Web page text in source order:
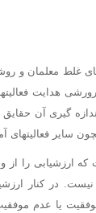
غلط معلمان و
هدایت
گیری آن
سایر
را از وجه
در کنار
موفقیت یا عدم